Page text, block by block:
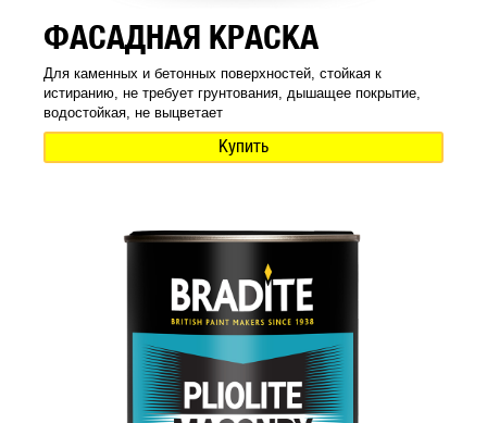
ФАСАДНАЯ КРАСКА
Для каменных и бетонных поверхностей, стойкая к
истиранию, не требует грунтования, дышащее покрытие,
водостойкая, не выцветает
Купить